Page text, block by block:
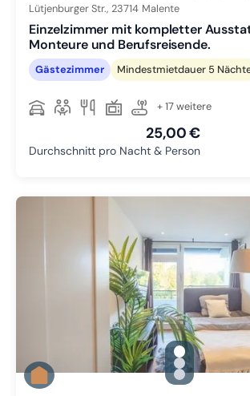
Lütjenburger Str., 23714 Malente
Einzelzimmer mit kompletter
Monteure und Berufsreisende.
Gästezimmer Mindestmietdauer 5
+ 17 weitere
25,00 €
Durchschnitt pro Nacht & Person
Zu Slide 1
Zu Slide 2
Zu Slide 3